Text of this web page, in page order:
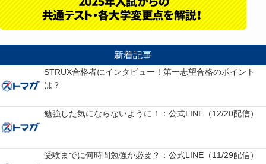
新着記事
STRUX合格者にインタビュー！第一志望合格のポイント
は？
勉強した気にならないように！：公式LINE（12/20配信）
受験までに何時間勉強が必要？：公式LINE（11/29配信）